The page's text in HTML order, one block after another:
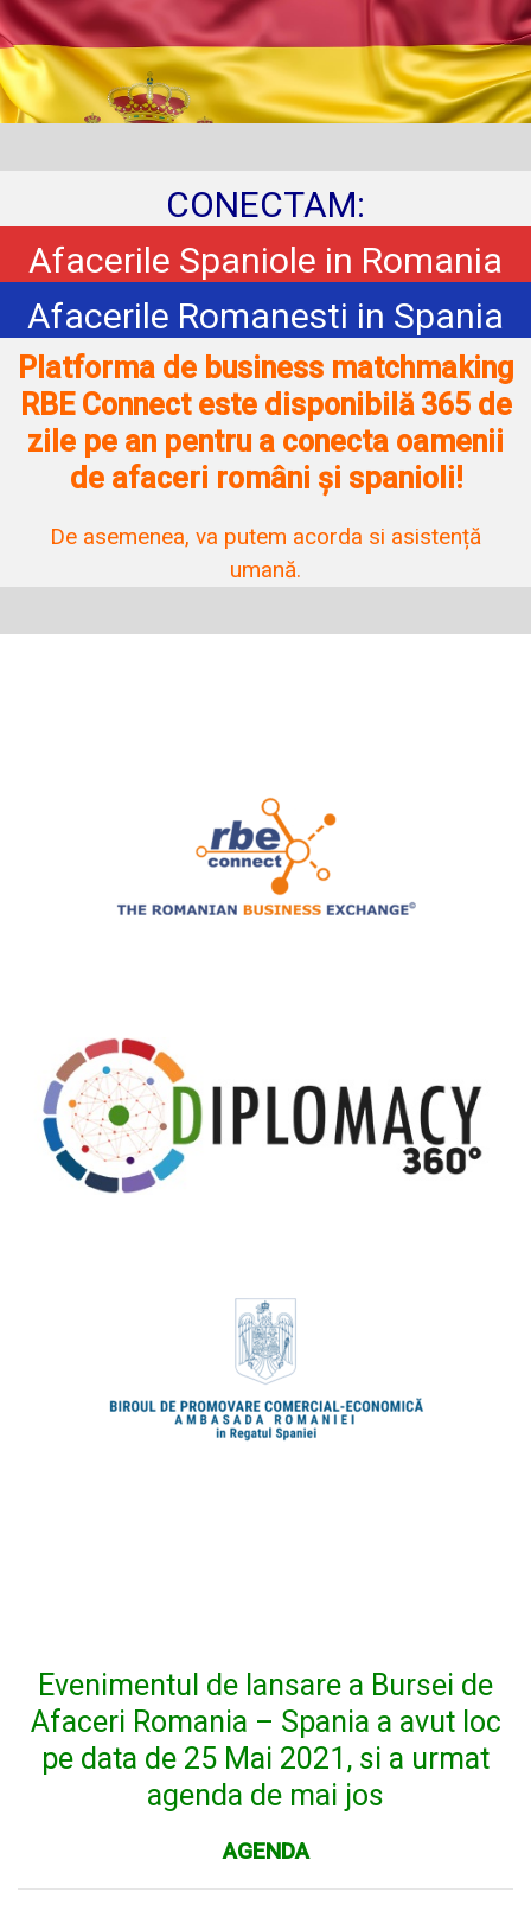
CONECTAM:
Afacerile Spaniole in Romania
Afacerile Romanesti in Spania
Platforma de business matchmaking
RBE Connect este disponibilă 365 de
zile pe an pentru a conecta oamenii
de afaceri români și spanioli!
De asemenea, va putem acorda si asistență
umană.
Evenimentul de lansare a Bursei de
Afaceri Romania – Spania a avut loc
pe data de 25 Mai 2021, si a urmat
agenda de mai jos
AGENDA